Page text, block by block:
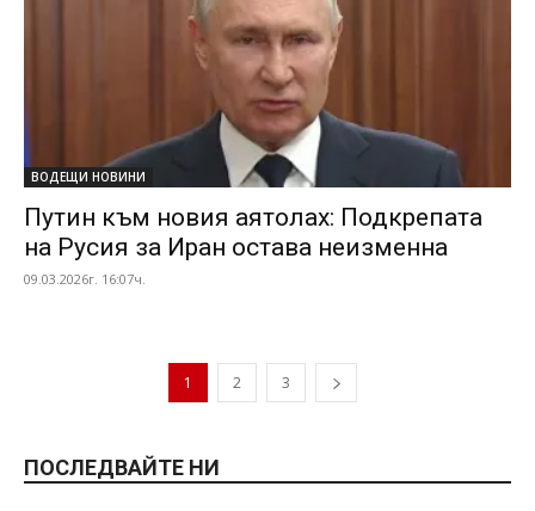
ВОДЕЩИ НОВИНИ
Путин към новия аятолах: Подкрепата
на Русия за Иран остава неизменна
09.03.2026г. 16:07ч.
1 2 3
ПОСЛЕДВАЙТЕ НИ